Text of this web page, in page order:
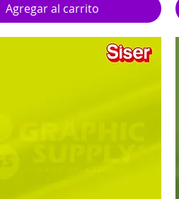
Agregar al carrito